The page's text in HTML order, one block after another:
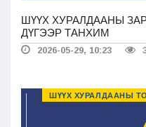
ШҮҮХ ХУРАЛДААНЫ ЗАР
ДҮГЭЭР ТАНХИМ
2026-05-29, 10:23
ШҮҮХ ХУРАЛДААНЫ